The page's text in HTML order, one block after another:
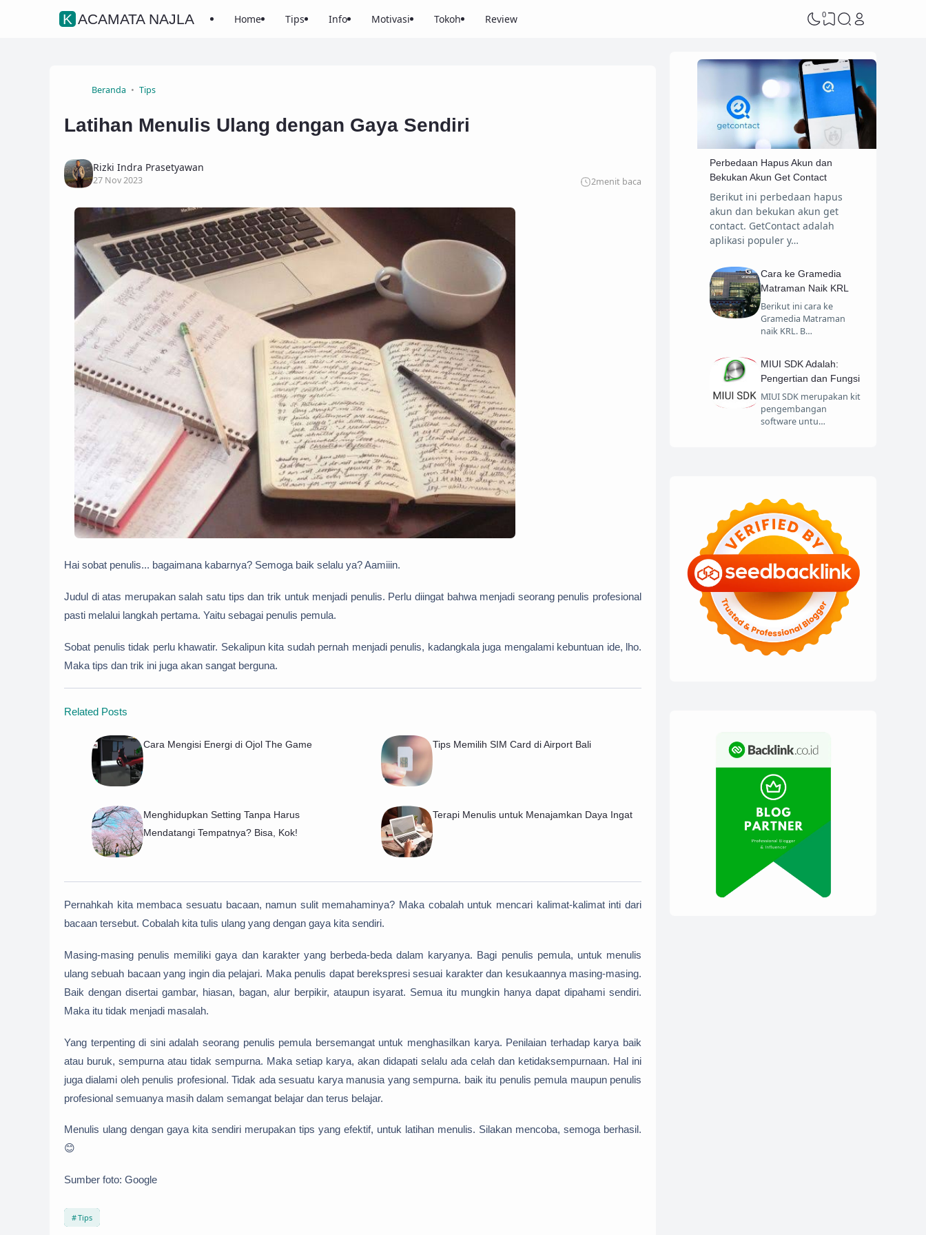
KACAMATA NAJLA Home Tips Info Motivasi Tokoh Review 0
Beranda Tips
Latihan Menulis Ulang dengan Gaya Sendiri
Rizki Indra Prasetyawan
27 Nov 2023 2menit baca
Hai sobat penulis... bagaimana kabarnya? Semoga baik selalu ya? Aamiiin.
Judul di atas merupakan salah satu tips dan trik untuk menjadi penulis. Perlu diingat bahwa menjadi seorang penulis profesional
pasti melalui langkah pertama. Yaitu sebagai penulis pemula.
Sobat penulis tidak perlu khawatir. Sekalipun kita sudah pernah menjadi penulis, kadangkala juga mengalami kebuntuan ide, lho.
Maka tips dan trik ini juga akan sangat berguna.
Related Posts
Cara Mengisi Energi di Ojol The Game Tips Memilih SIM Card di Airport Bali
Menghidupkan Setting Tanpa Harus
Mendatangi Tempatnya? Bisa, Kok!
Terapi Menulis untuk Menajamkan Daya Ingat
Pernahkah kita membaca sesuatu bacaan, namun sulit memahaminya? Maka cobalah untuk mencari kalimat-kalimat inti dari
bacaan tersebut. Cobalah kita tulis ulang yang dengan gaya kita sendiri.
Masing-masing penulis memiliki gaya dan karakter yang berbeda-beda dalam karyanya. Bagi penulis pemula, untuk menulis
ulang sebuah bacaan yang ingin dia pelajari. Maka penulis dapat berekspresi sesuai karakter dan kesukaannya masing-masing.
Baik dengan disertai gambar, hiasan, bagan, alur berpikir, ataupun isyarat. Semua itu mungkin hanya dapat dipahami sendiri.
Maka itu tidak menjadi masalah.
Yang terpenting di sini adalah seorang penulis pemula bersemangat untuk menghasilkan karya. Penilaian terhadap karya baik
atau buruk, sempurna atau tidak sempurna. Maka setiap karya, akan didapati selalu ada celah dan ketidaksempurnaan. Hal ini
juga dialami oleh penulis profesional. Tidak ada sesuatu karya manusia yang sempurna. baik itu penulis pemula maupun penulis
profesional semuanya masih dalam semangat belajar dan terus belajar.
Menulis ulang dengan gaya kita sendiri merupakan tips yang efektif, untuk latihan menulis. Silakan mencoba, semoga berhasil.
😊
Sumber foto: Google
Tips
Perbedaan Hapus Akun dan
Bekukan Akun Get Contact
Berikut ini perbedaan hapus
akun dan bekukan akun get
contact. GetContact adalah
aplikasi populer y…
Cara ke Gramedia
Matraman Naik KRL
Berikut ini cara ke
Gramedia Matraman
naik KRL. B…
MIUI SDK Adalah:
Pengertian dan Fungsi
MIUI SDK merupakan kit
pengembangan
software untu…